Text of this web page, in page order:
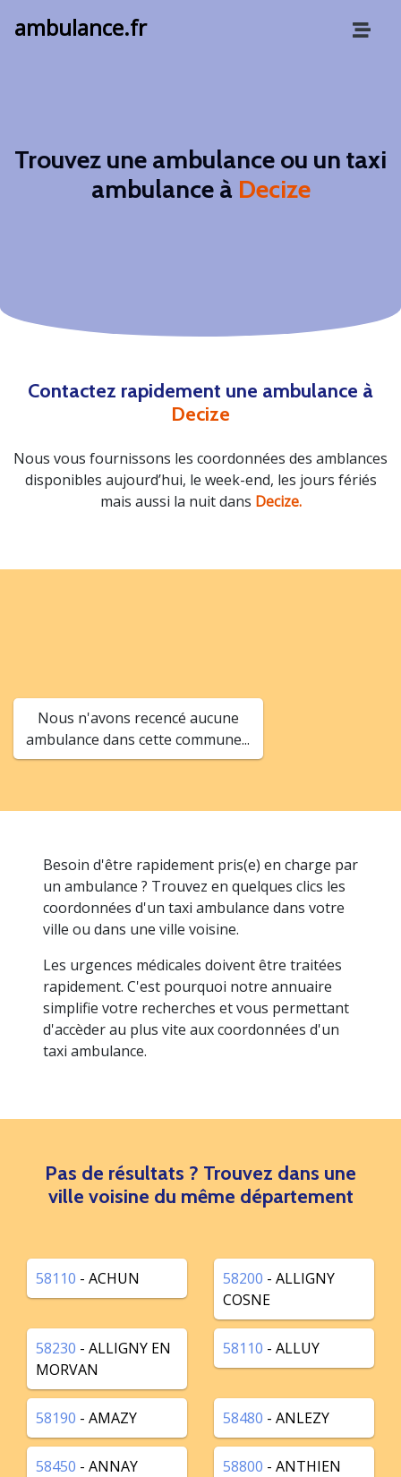
ambulance.fr
Trouvez une ambulance ou un taxi
ambulance à Decize
Contactez rapidement une ambulance à
Decize
Nous vous fournissons les coordonnées des amblances
disponibles aujourd’hui, le week-end, les jours fériés
mais aussi la nuit dans Decize.
Nous n'avons recencé aucune
ambulance dans cette commune...
Besoin d'être rapidement pris(e) en charge par
un ambulance ? Trouvez en quelques clics les
coordonnées d'un taxi ambulance dans votre
ville ou dans une ville voisine.
Les urgences médicales doivent être traitées
rapidement. C'est pourquoi notre annuaire
simplifie votre recherches et vous permettant
d'accèder au plus vite aux coordonnées d'un
taxi ambulance.
Pas de résultats ? Trouvez dans une
ville voisine du même département
58110 - ACHUN 58200 - ALLIGNY
COSNE
58230 - ALLIGNY EN
MORVAN
58110 - ALLUY
58190 - AMAZY 58480 - ANLEZY
58450 - ANNAY 58800 - ANTHIEN